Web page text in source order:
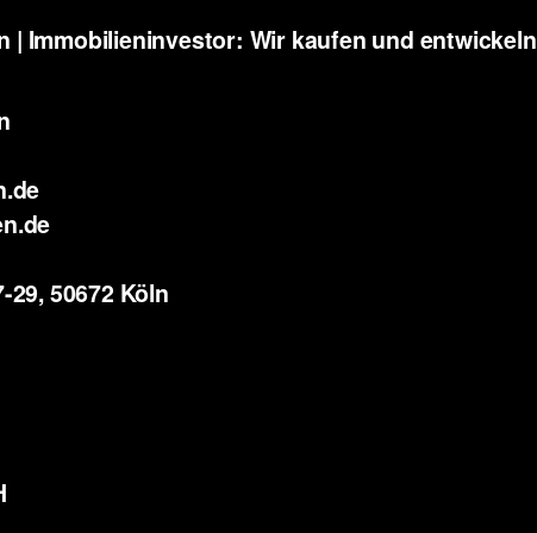
| Immobilieninvestor: Wir kaufen und entwickeln
50672 Köln